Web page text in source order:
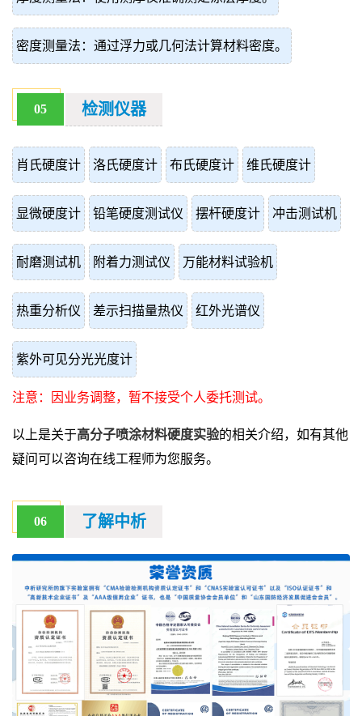
密度测量法：通过浮力或几何法计算材料密度。
05 检测仪器
肖氏硬度计 洛氏硬度计 布氏硬度计 维氏硬度计
显微硬度计 铅笔硬度测试仪 摆杆硬度计 冲击测试机
耐磨测试机 附着力测试仪 万能材料试验机
热重分析仪 差示扫描量热仪 红外光谱仪
紫外可见分光光度计
注意：因业务调整，暂不接受个人委托测试。
以上是关于高分子喷涂材料硬度实验的相关介绍，如有其他
疑问可以咨询在线工程师为您服务。
06 了解中析